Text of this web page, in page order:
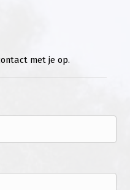
met je op.